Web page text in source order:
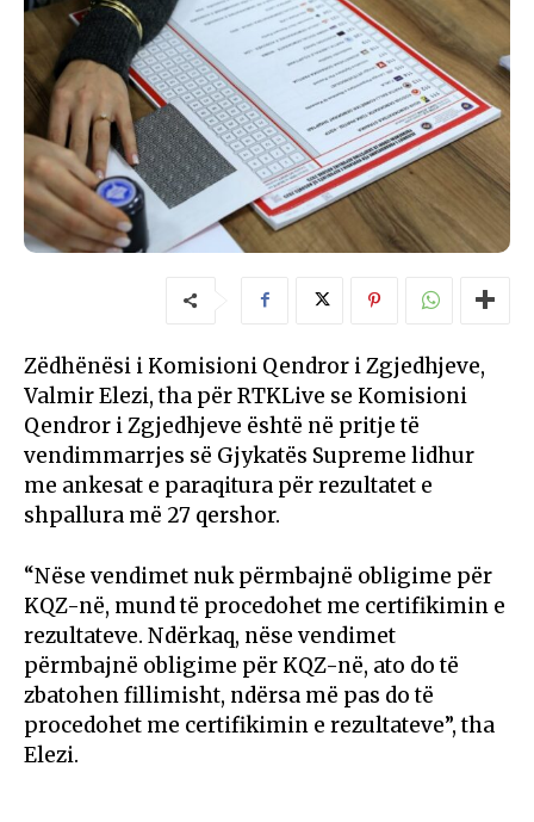
Zëdhënësi i Komisioni Qendror i Zgjedhjeve,
Valmir Elezi, tha për RTKLive se Komisioni
Qendror i Zgjedhjeve është në pritje të
vendimmarrjes së Gjykatës Supreme lidhur
me ankesat e paraqitura për rezultatet e
shpallura më 27 qershor.
“Nëse vendimet nuk përmbajnë obligime për
KQZ-në, mund të procedohet me certifikimin e
rezultateve. Ndërkaq, nëse vendimet
përmbajnë obligime për KQZ-në, ato do të
zbatohen fillimisht, ndërsa më pas do të
procedohet me certifikimin e rezultateve”, tha
Elezi.